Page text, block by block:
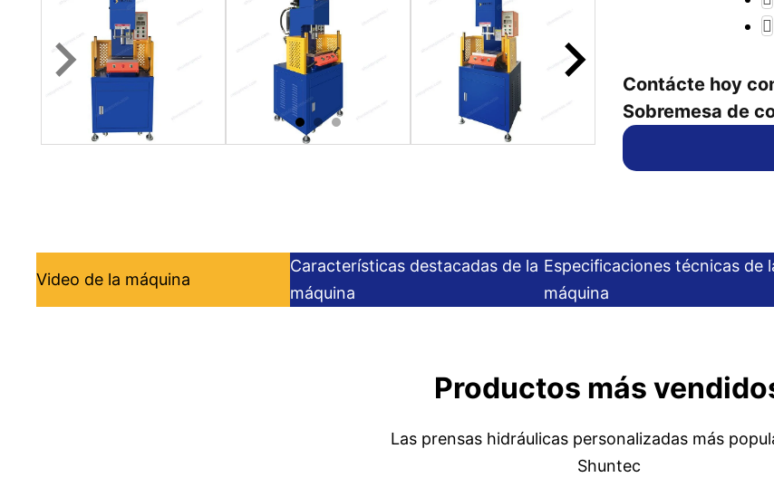
Contácte hoy
Sobremesa de
Video de la máquina
Características destacadas de la
máquina
Especificaciones técnicas de
máquina
Productos más
Las prensas hidráulicas personalizadas más
Shuntec